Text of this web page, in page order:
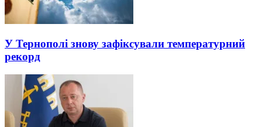
У Тернополі знову зафіксували температурний
рекорд